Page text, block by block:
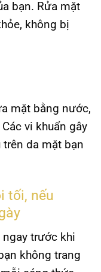
bạn. Rửa mặt
không bị
mặt bằng nước,
vi khuẩn gây
da mặt bạn
tối, nếu
trước khi
không trang